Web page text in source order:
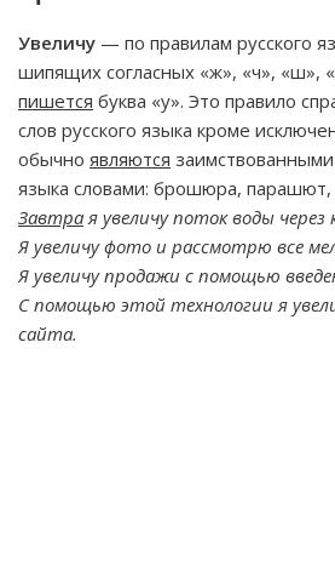
Увеличу — по правилам русского
шипящих согласных «ж», «ч», «ш»,
пишется буква «у». Это правило
слов русского языка кроме
обычно являются
языка словами: брошюра,
Завтрая увеличу поток воды через
Я увеличу фото и рассмотрю все
Я увеличу продажи с помощью
С помощью этой технологии я
сайта.